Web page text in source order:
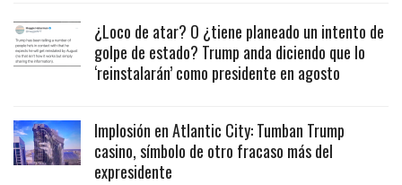
¿Loco de atar? O ¿tiene planeado un intento de
golpe de estado? Trump anda diciendo que lo
‘reinstalarán’ como presidente en agosto
Implosión en Atlantic City: Tumban Trump
casino, símbolo de otro fracaso más del
expresidente